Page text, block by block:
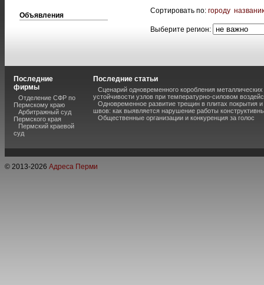
Объявления
Сортировать по: городу
Выберите регион:
Последние
фирмы
Отделение СФР по
Пермскому краю
Арбитражный суд
Пермского края
Пермский краевой
суд
Последние статьи
Сценарий одновременного коробления
устойчивости узлов при температурно-силовом
Одновременное развитие трещин в плитах покрытия
швов: как выявляется нарушение работы
Общественные организации и конкуренция за голос
© 2013-2026 Адреса Перми